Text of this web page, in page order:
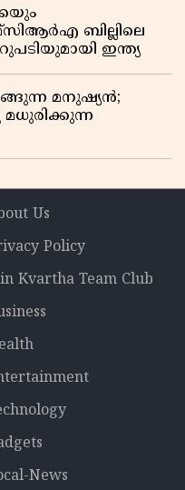
ബില്ലിലെ
ഇന്ത്യ
മനുഷ്യൻ;
മധുരിക്കുന്ന
Us
Policy
Kvartha Team Club
News